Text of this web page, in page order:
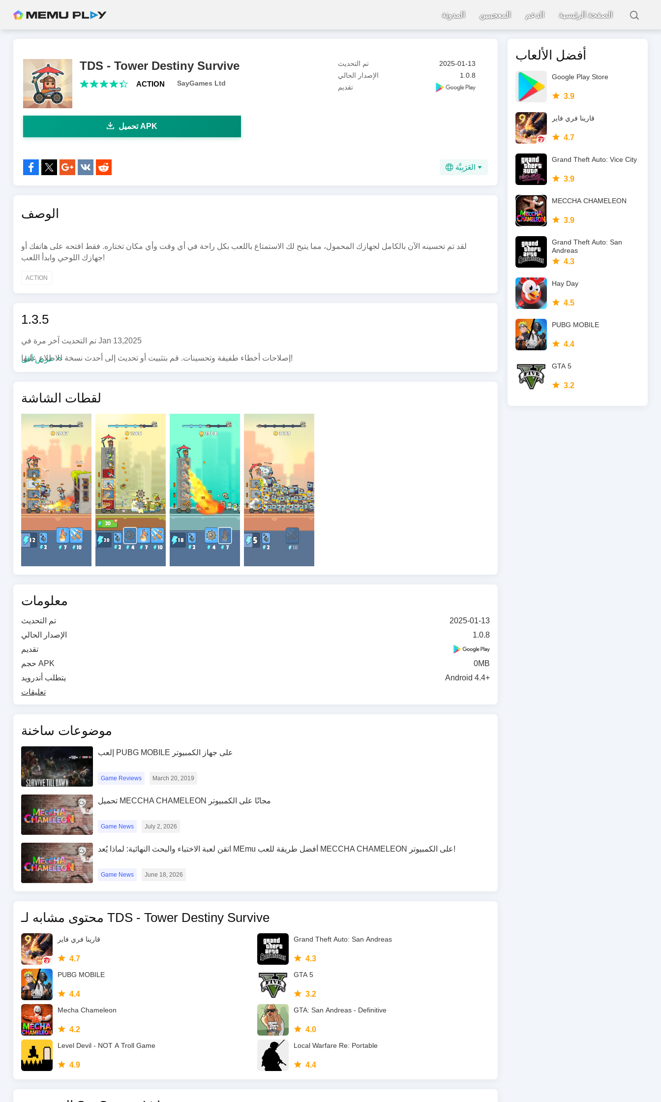
المدونة المعجببين الدعم الصفحة الرئيسية
TDS - Tower Destiny Survive
ACTION SayGames Ltd
تم التحديث
2025-01-13
الإصدار الحالي
1.0.8
تقديم
تحميل APK
العَرَبِيَّة
الوصف
لقد تم تحسينه الآن بالكامل لجهازك المحمول، مما يتيح لك الاستمتاع باللعب بكل راحة في أي وقت وأي مكان تختاره. فقط افتحه على هاتفك أو
جهازك اللوحي وابدأ اللعب!
ACTION
1.3.5
تم التحديث آخر مرة في Jan 13,2025
إصلاحات أخطاء طفيفة وتحسينات. قم بتثبيت أو تحديث إلى أحدث نسخة للاطلاع عليها! عرض أقل
لقطات الشاشة
معلومات
تم التحديث
2025-01-13
الإصدار الحالي
1.0.8
تقديم
حجم APK
0MB
يتطلب أندرويد
Android 4.4+
تعليقات
موضوعات ساخنة
إلعب PUBG MOBILE على جهاز الكمبيوتر
Game Reviews March 20, 2019
تحميل MECCHA CHAMELEON مجانًا على الكمبيوتر
Game News July 2, 2026
اتقن لعبة الاختباء والبحث النهائية: لماذا يُعد MEmu أفضل طريقة للعب MECCHA CHAMELEON على الكمبيوتر!
Game News June 18, 2026
محتوى مشابه لـ TDS - Tower Destiny Survive
قارينا فري فاير
4.7
Grand Theft Auto: San Andreas
4.3
PUBG MOBILE
4.4
GTA 5
3.2
Mecha Chameleon
4.2
GTA: San Andreas - Definitive
4.0
Level Devil - NOT A Troll Game
4.9
Local Warfare Re: Portable
4.4
أفضل الألعاب
Google Play Store
3.9
قارينا فري فاير
4.7
Grand Theft Auto: Vice City
3.9
MECCHA CHAMELEON
3.9
Grand Theft Auto: San
Andreas
4.3
Hay Day
4.5
PUBG MOBILE
4.4
GTA 5
3.2